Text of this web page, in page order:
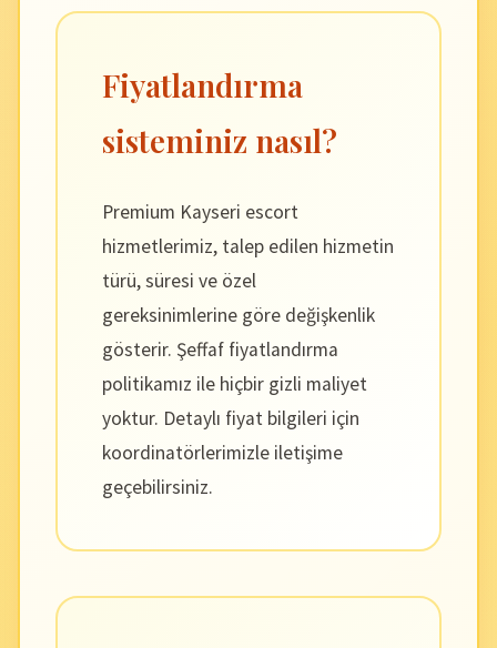
Fiyatlandırma
sisteminiz nasıl?
Premium Kayseri escort
hizmetlerimiz, talep edilen hizmetin
türü, süresi ve özel
gereksinimlerine göre değişkenlik
gösterir. Şeffaf fiyatlandırma
politikamız ile hiçbir gizli maliyet
yoktur. Detaylı fiyat bilgileri için
koordinatörlerimizle iletişime
geçebilirsiniz.